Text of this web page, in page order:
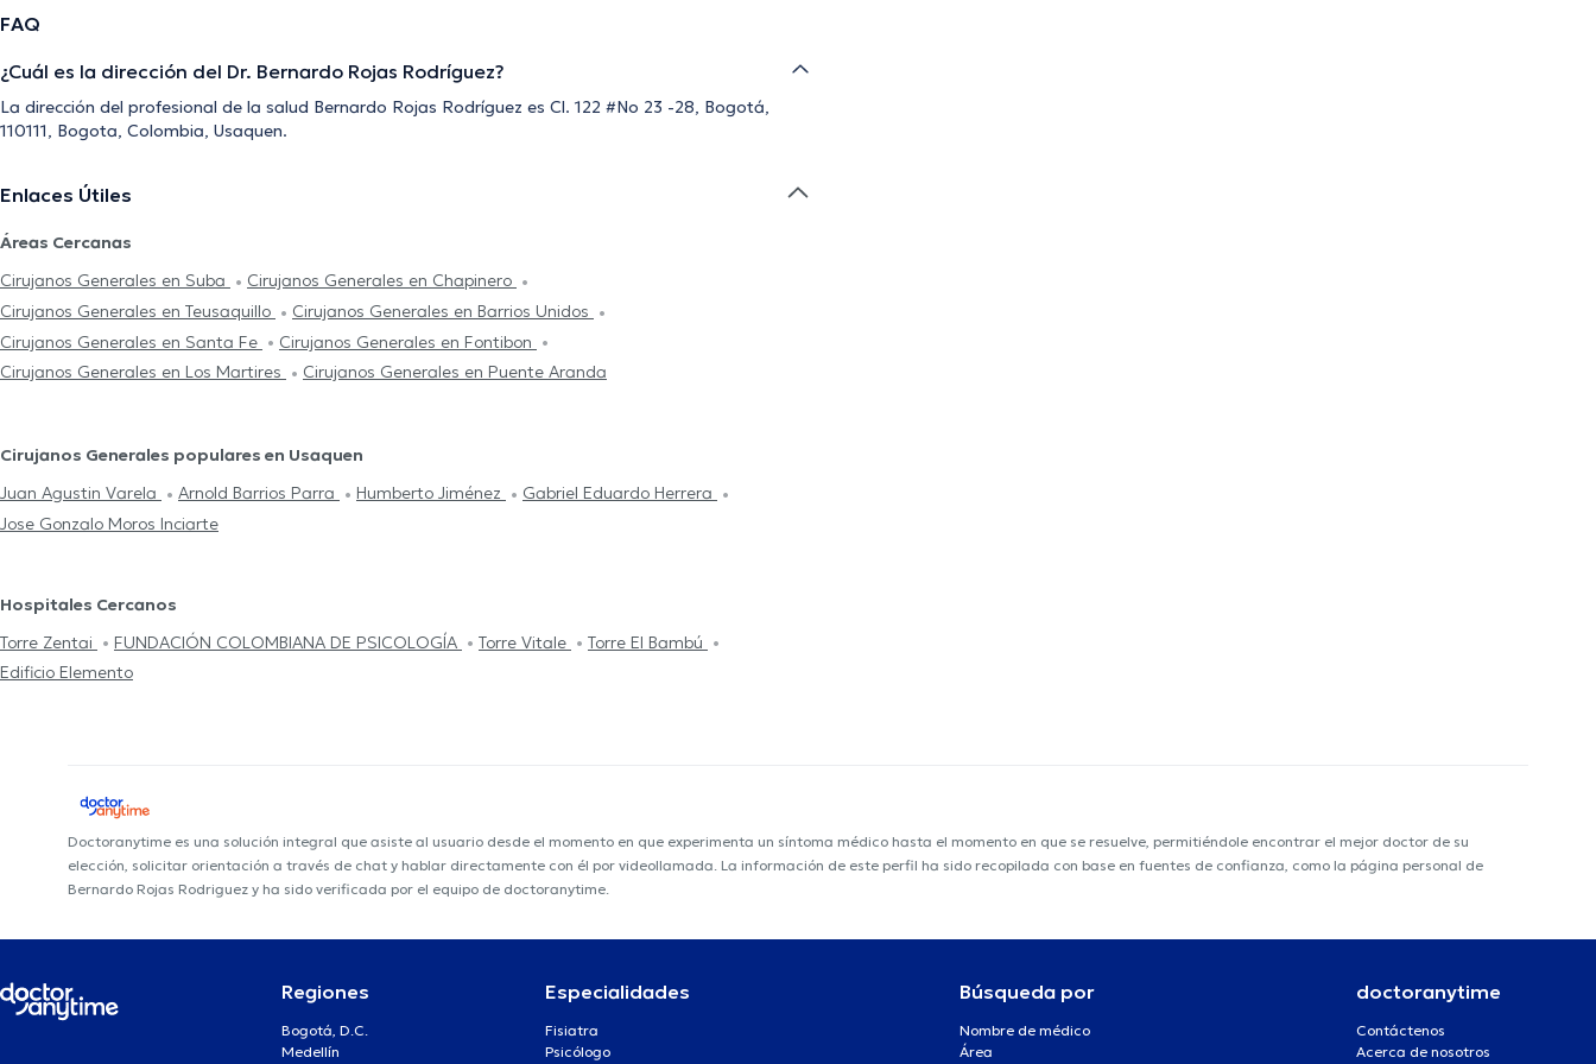
FAQ
¿Cuál es la dirección del Dr. Bernardo Rojas Rodríguez?
La dirección del profesional de la salud Bernardo Rojas Rodríguez es Cl. 122 #No 23 -28, Bogotá,
110111, Bogota, Colombia, Usaquen.
Enlaces Útiles
Áreas Cercanas
Cirujanos Generales en Suba
Cirujanos Generales en Chapinero
Cirujanos Generales en Teusaquillo
Cirujanos Generales en Barrios Unidos
Cirujanos Generales en Santa Fe
Cirujanos Generales en Fontibon
Cirujanos Generales en Los Martires
Cirujanos Generales en Puente Aranda
Cirujanos Generales populares en Usaquen
Juan Agustin Varela
Arnold Barrios Parra Humberto Jiménez
Gabriel Eduardo Herrera
Jose Gonzalo Moros Inciarte
Hospitales Cercanos
Torre Zentai
FUNDACIÓN COLOMBIANA DE PSICOLOGÍA Torre Vitale
Torre El Bambú
Edificio Elemento
Doctoranytime es una solución integral que asiste al usuario desde el momento en que experimenta un síntoma médico hasta el momento en que se resuelve, permitiéndole encontrar el mejor doctor de su
elección, solicitar orientación a través de chat y hablar directamente con él por videollamada. La información de este perfil ha sido recopilada con base en fuentes de confianza, como la página personal de
Bernardo Rojas Rodriguez y ha sido verificada por el equipo de doctoranytime.
Regiones
Bogotá, D.C.
Medellín
Especialidades
Fisiatra
Psicólogo
Búsqueda por
Nombre de médico
Área
doctoranytime
Contáctenos
Acerca de nosotros